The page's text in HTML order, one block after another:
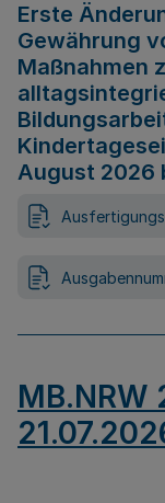
Erste
Gewährung
Maßnahmen
August 2026
MB.NRW